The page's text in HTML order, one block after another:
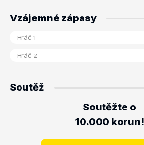
Vzájemné zápasy
Soutěž
Soutěžte o
10.000 korun!